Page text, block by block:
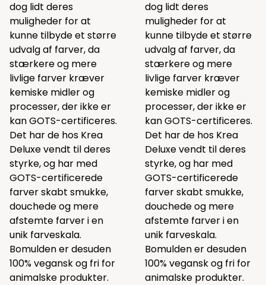
dog lidt deres
muligheder for at
kunne tilbyde et større
udvalg af farver, da
stærkere og mere
livlige farver kræver
kemiske midler og
processer, der ikke er
kan GOTS-certificeres.
Det har de hos Krea
Deluxe vendt til deres
styrke, og har med
GOTS-certificerede
farver skabt smukke,
douchede og mere
afstemte farver i en
unik farveskala.
Bomulden er desuden
100% vegansk og fri for
animalske produkter.
dog lidt deres
muligheder for at
kunne tilbyde et større
udvalg af farver, da
stærkere og mere
livlige farver kræver
kemiske midler og
processer, der ikke er
kan GOTS-certificeres.
Det har de hos Krea
Deluxe vendt til deres
styrke, og har med
GOTS-certificerede
farver skabt smukke,
douchede og mere
afstemte farver i en
unik farveskala.
Bomulden er desuden
100% vegansk og fri for
animalske produkter.